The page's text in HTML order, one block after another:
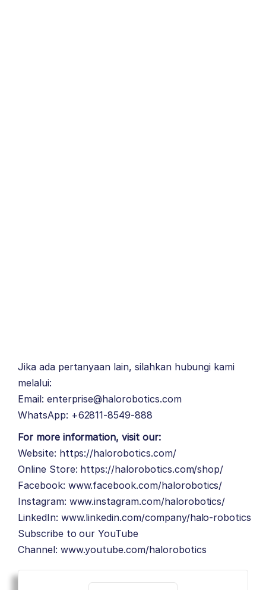
Jika ada pertanyaan lain, silahkan hubungi kami
melalui:
Email: enterprise@halorobotics.com
WhatsApp: +62811-8549-888
For more information, visit our:
Website: https://halorobotics.com/
Online Store: https://halorobotics.com/shop/
Facebook: www.facebook.com/halorobotics/
Instagram: www.instagram.com/halorobotics/
LinkedIn: www.linkedin.com/company/halo-robotics
Subscribe to our YouTube
Channel: www.youtube.com/halorobotics